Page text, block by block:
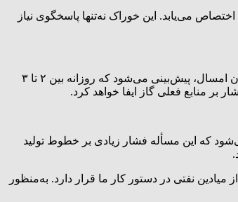
دیگر به‌عنوان خوراک به پتروشیمی بندر امام اختصاص می‌یابد. این خوراک نه‌تنها پاسخگوی نیاز
کیانی با اشاره به اولویت‌های مهم این پروژه در سطح ملی اظهار داشت: در صورت بهره‌برداری موفق از طرح توسعه میادین دارخوین و غرب کارون تا زمستان امسال، پیش‌بینی می‌شود که روزانه بین ۲ تا ۳
منابع فعلی گاز ایفا خواهد کرد.
تنها حدود ۳۰ درصد از خوراک موردنیاز شرکت تأمین می‌شود که این مسأله فشار زیادی بر خطوط تولید
نفتی در دستور کار ما قرار دارد. به‌منظور